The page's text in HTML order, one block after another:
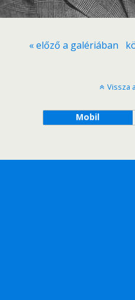
« előző a galériában
Vissza
Mobil